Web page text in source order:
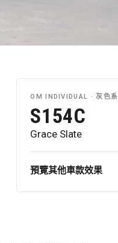
OM INDIVIDUAL ·灰色系
S154C
Grace Slate
預覽其他車款效果